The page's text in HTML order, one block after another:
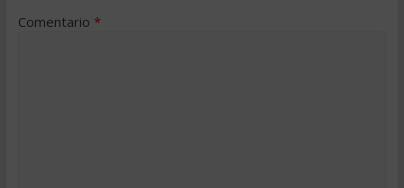
Comentario *